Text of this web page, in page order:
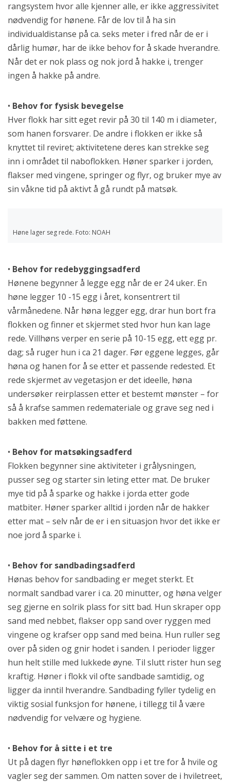
rangsystem hvor alle kjenner alle, er ikke aggressivitet
nødvendig for hønene. Får de lov til å ha sin
individualdistanse på ca. seks meter i fred når de er i
dårlig humør, har de ikke behov for å skade hverandre.
Når det er nok plass og nok jord å hakke i, trenger
ingen å hakke på andre.
• Behov for fysisk bevegelse
Hver flokk har sitt eget revir på 30 til 140 m i diameter,
som hanen forsvarer. De andre i flokken er ikke så
knyttet til reviret; aktivitetene deres kan strekke seg
inn i området til naboflokken. Høner sparker i jorden,
flakser med vingene, springer og flyr, og bruker mye av
sin våkne tid på aktivt å gå rundt på matsøk.
Høne lager seg rede. Foto: NOAH
• Behov for redebyggingsadferd
Hønene begynner å legge egg når de er 24 uker. En
høne legger 10 -15 egg i året, konsentrert til
vårmånedene. Når høna legger egg, drar hun bort fra
flokken og finner et skjermet sted hvor hun kan lage
rede. Villhøns verper en serie på 10-15 egg, ett egg pr.
dag; så ruger hun i ca 21 dager. Før eggene legges, går
høna og hanen for å se etter et passende redested. Et
rede skjermet av vegetasjon er det ideelle, høna
undersøker reirplassen etter et bestemt mønster – for
så å krafse sammen redemateriale og grave seg ned i
bakken med føttene.
• Behov for matsøkingsadferd
Flokken begynner sine aktiviteter i grålysningen,
pusser seg og starter sin leting etter mat. De bruker
mye tid på å sparke og hakke i jorda etter gode
matbiter. Høner sparker alltid i jorden når de hakker
etter mat – selv når de er i en situasjon hvor det ikke er
noe jord å sparke i.
• Behov for sandbadingsadferd
Hønas behov for sandbading er meget sterkt. Et
normalt sandbad varer i ca. 20 minutter, og høna velger
seg gjerne en solrik plass for sitt bad. Hun skraper opp
sand med nebbet, flakser opp sand over ryggen med
vingene og krafser opp sand med beina. Hun ruller seg
over på siden og gnir hodet i sanden. I perioder ligger
hun helt stille med lukkede øyne. Til slutt rister hun seg
kraftig. Høner i flokk vil ofte sandbade samtidig, og
ligger da inntil hverandre. Sandbading fyller tydelig en
viktig sosial funksjon for hønene, i tillegg til å være
nødvendig for velvære og hygiene.
• Behov for å sitte i et tre
Ut på dagen flyr høneflokken opp i et tre for å hvile og
vagler seg der sammen. Om natten sover de i hviletreet,